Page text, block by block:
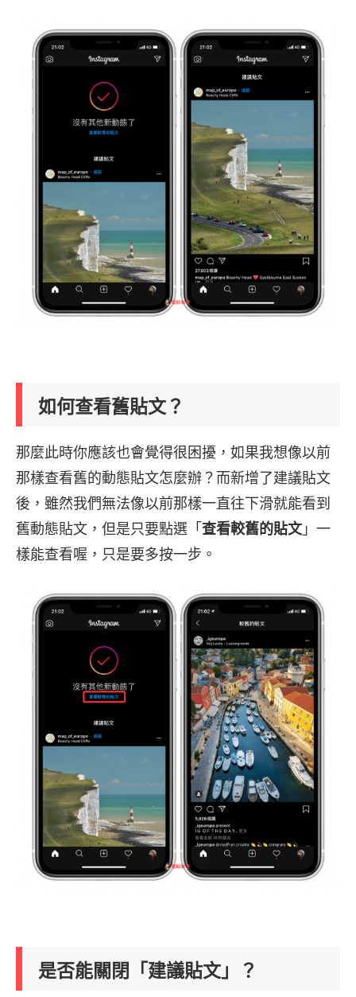
如何查看舊貼文？
那麼此時你應該也會覺得很困擾，如果我想像以前
那樣查看舊的動態貼文怎麼辦？而新增了建議貼文
後，雖然我們無法像以前那樣一直往下滑就能看到
舊動態貼文，但是只要點選「 查看較舊的貼文」一
樣能查看喔，只是要多按一步。
是否能關閉「建議貼文」？